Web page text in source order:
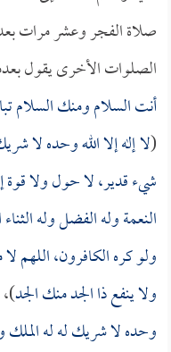
صلاة الفجر وعشر مرات
الصلوات الأخرى يقول
أنت السلام ومنك السلام
(لا إله إلا الله وحده لا
شيء قدير، لا حول ولا قوة إلا
النعمة وله الفضل وله
ولو كره الكافرون، اللهم
ولا ينفع ذا الجد منك الجد
وحده لا شريك له له